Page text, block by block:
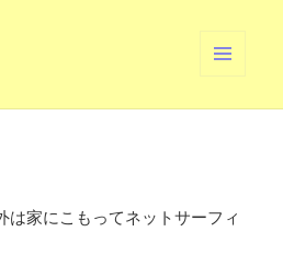
ーとウ
は家にこもってネットサーフィ